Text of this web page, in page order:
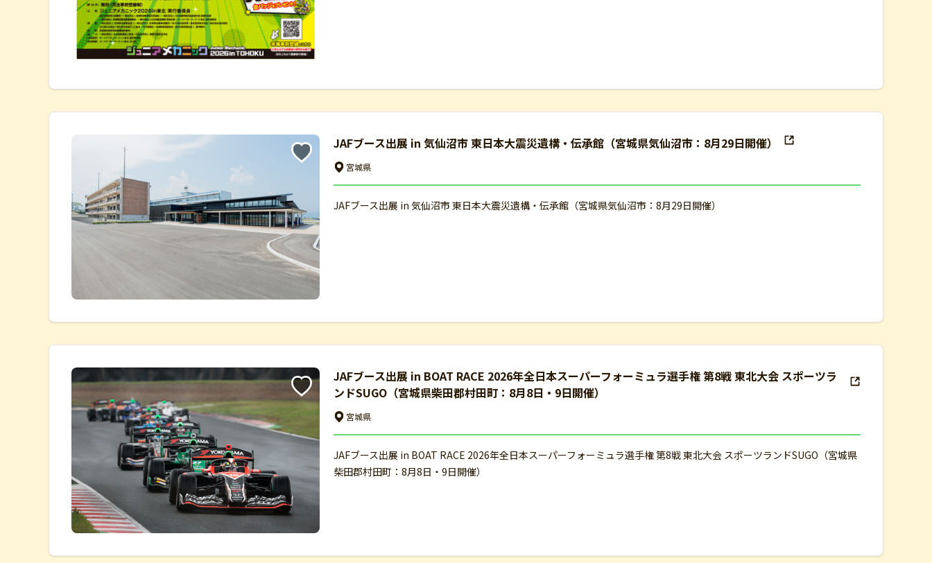
JAFブース出展 in 気仙沼市 東日本大震災遺構・伝承館（宮城県気仙沼市：8月29日開催）
宮城県
JAFブース出展 in 気仙沼市 東日本大震災遺構・伝承館（宮城県気仙沼市：8月29日開催）
JAFブース出展 in BOAT RACE 2026年全日本スーパーフォーミュラ選手権 第8戦 東北大会 スポーツラ
ンドSUGO（宮城県柴田郡村田町：8月8日・9日開催）
宮城県
JAFブース出展 in BOAT RACE 2026年全日本スーパーフォーミュラ選手権 第8戦 東北大会 スポーツランドSUGO（宮城県
柴田郡村田町：8月8日・9日開催）